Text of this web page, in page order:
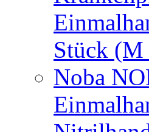
Stück (M
Noba